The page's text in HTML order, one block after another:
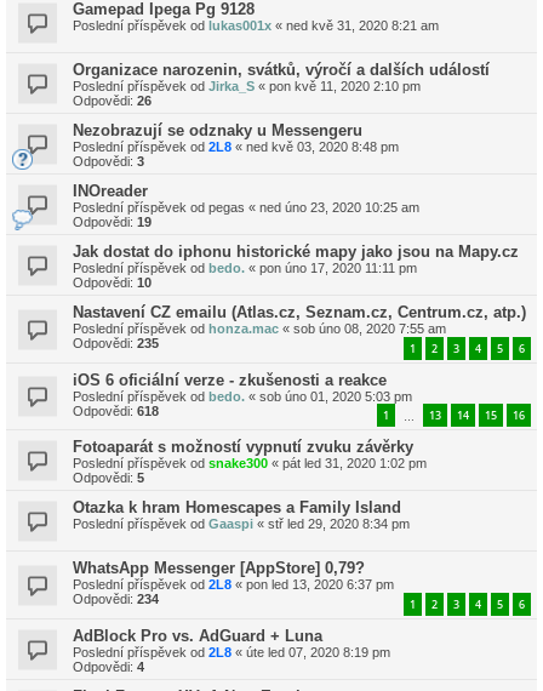
Gamepad Ipega Pg 9128
Poslední příspěvek od lukas001x « ned kvě 31, 2020 8:21 am
Organizace narozenin, svátků, výročí a dalších událostí
Poslední příspěvek od Jirka_S « pon kvě 11, 2020 2:10 pm
Odpovědi: 26
Nezobrazují se odznaky u Messengeru
Poslední příspěvek od 2L8 « ned kvě 03, 2020 8:48 pm
Odpovědi: 3
INOreader
Poslední příspěvek od pegas « ned úno 23, 2020 10:25 am
Odpovědi: 19
Jak dostat do iphonu historické mapy jako jsou na Mapy.cz
Poslední příspěvek od bedo. « pon úno 17, 2020 11:11 pm
Odpovědi: 10
Nastavení CZ emailu (Atlas.cz, Seznam.cz, Centrum.cz, atp.)
Poslední příspěvek od honza.mac « sob úno 08, 2020 7:55 am
Odpovědi: 235 1 2 3 4 5 6
iOS 6 oficiální verze - zkušenosti a reakce
Poslední příspěvek od bedo. « sob úno 01, 2020 5:03 pm
Odpovědi: 618 1 13 14 15 16
Fotoaparát s možností vypnutí zvuku závěrky
Poslední příspěvek od snake300 « pát led 31, 2020 1:02 pm
Odpovědi: 5
Otazka k hram Homescapes a Family Island
Poslední příspěvek od Gaaspi « stř led 29, 2020 8:34 pm
WhatsApp Messenger [AppStore] 0,79?
Poslední příspěvek od 2L8 « pon led 13, 2020 6:37 pm
Odpovědi: 234 1 2 3 4 5 6
AdBlock Pro vs. AdGuard + Luna
Poslední příspěvek od 2L8 « úte led 07, 2020 8:19 pm
Odpovědi: 4